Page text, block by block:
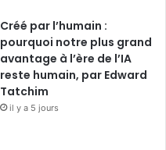
Créé par l’humain :
pourquoi notre plus grand
avantage à l’ère de l’IA
reste humain, par Edward
Tatchim
il y a 5 jours